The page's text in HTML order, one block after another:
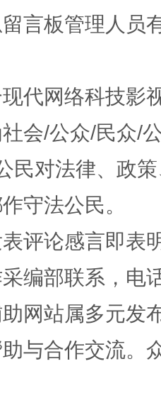
效落实 一纸欠
言板管理人员
代网络科技影
会/公众/民众/
民对法律、政
守法公民。
评论感言即表
编部联系，电
网站属多元发
与合作交流。